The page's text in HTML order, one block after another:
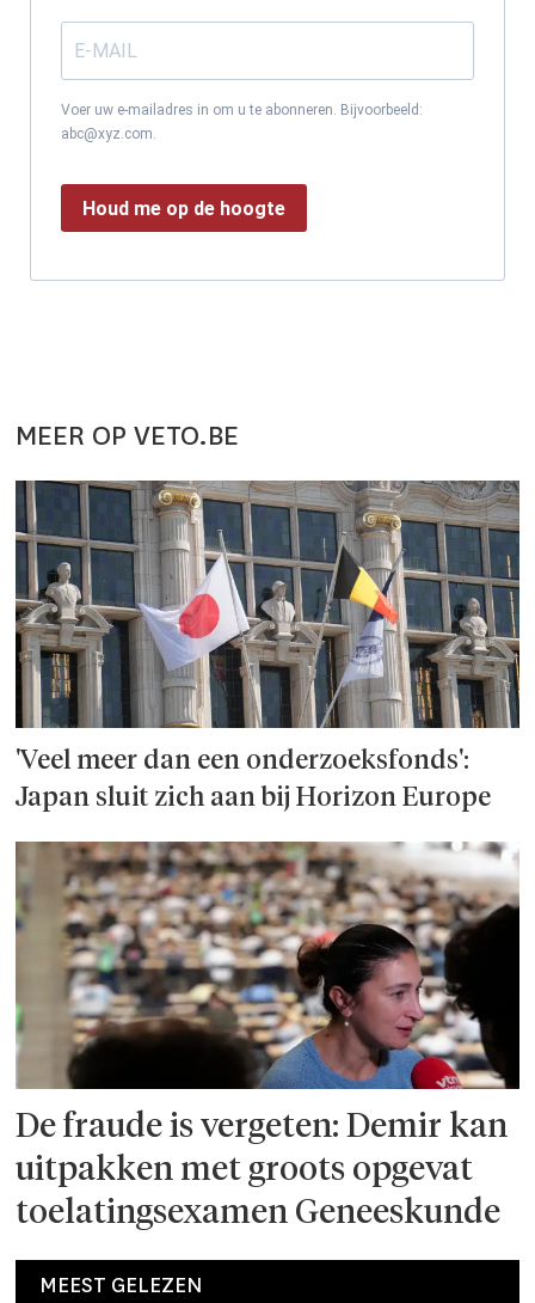
Voer uw e-mailadres in om u te abonneren. Bijvoorbeeld:
abc@xyz.com.
Houd me op de hoogte
MEER OP VETO.BE
'Veel meer dan een onderzoeks­fonds':
Japan sluit zich aan bij Horizon Europe
De fraude is vergeten: Demir kan
uitpakken met groots opgevat
toelatingsexamen Geneeskunde
MEEST GELEZEN